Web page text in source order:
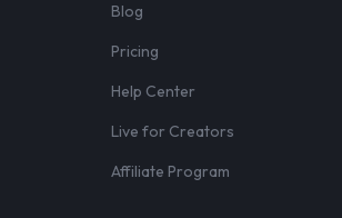
Blog
Pricing
Help Center
Live for Creators
Affiliate Program